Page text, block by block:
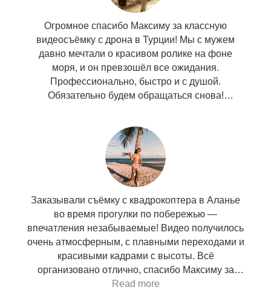
Огромное спасибо Максиму за классную
видеосъёмку с дрона в Турции! Мы с мужем
давно мечтали о красивом ролике на фоне
моря, и он превзошёл все ожидания.
Профессионально, быстро и с душой.
Обязательно будем обращаться снова!
Заказывали съёмку с квадрокоптера в Аланье
во время прогулки по побережью —
впечатления незабываемые! Видео получилось
очень атмосферным, с плавными переходами и
красивыми кадрами с высоты. Всё
организовано отлично, спасибо Максиму за
профессионализм и творческий подход!
Read more